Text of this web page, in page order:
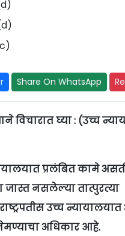
Share On WhatsApp
विचारात घ्या : (उच्च
प्रलंबित कामे
जास्त नसलेल्या तात्पुरत्या
उच्च न्यायालयात
अधिकार आहे.